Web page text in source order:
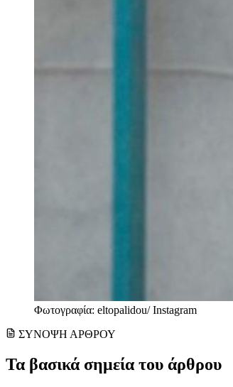
Φωτογραφία: eltopalidou/ Instagram
ΣΥΝΟΨΗ ΑΡΘΡΟΥ
Τα βασικά σημεία του άρθρου